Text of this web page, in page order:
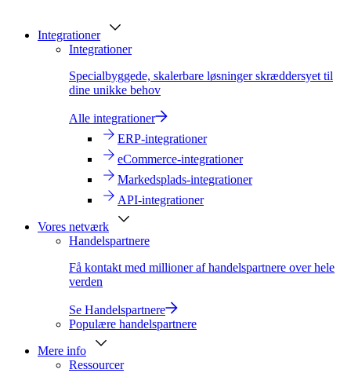
Integrationer
Integrationer
Specialbyggede, skalerbare løsninger skræddersyet til
dine unikke behov
Alle integrationer
ERP-integrationer
eCommerce-integrationer
Markedsplads-integrationer
API-integrationer
Vores netværk
Handelspartnere
Få kontakt med millioner af handelspartnere over hele
verden
Se Handelspartnere
Populære handelspartnere
Mere info
Ressourcer